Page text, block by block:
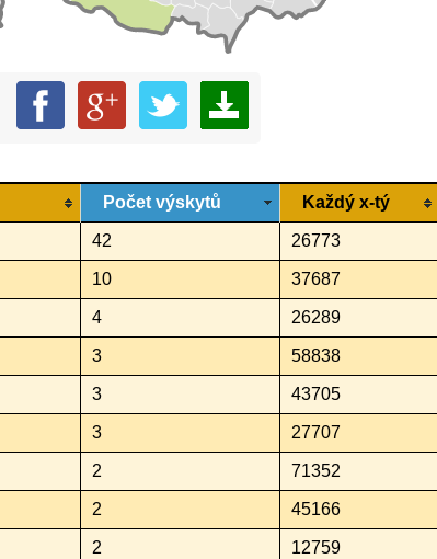
Počet výskytů Každý x-tý
42 26773
10 37687
4 26289
3 58838
3 43705
3 27707
2 71352
2 45166
2 12759